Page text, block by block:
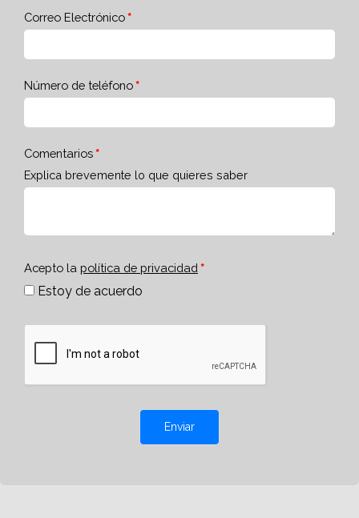
Correo Electrónico
Número de teléfono
Comentarios
Explica brevemente lo que quieres saber
Acepto la política de privacidad
Estoy de acuerdo
Enviar